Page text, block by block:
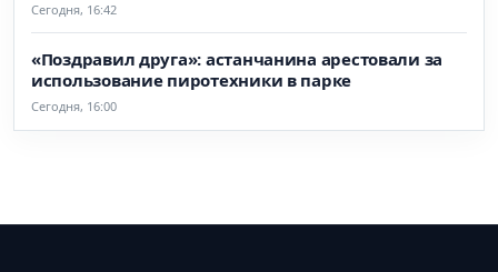
Сегодня, 16:42
«Поздравил друга»: астанчанина арестовали за
использование пиротехники в парке
Сегодня, 16:00